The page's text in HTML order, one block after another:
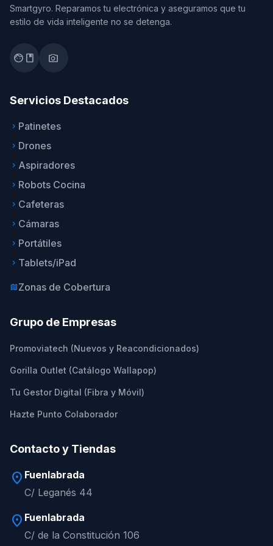
Smartgyro. Reparamos tu electrónica y aseguramos que tu
estilo de vida inteligente no se detenga.
facebook photo_camera
Servicios Destacados
keyboard_arrow_right Patinetes
keyboard_arrow_right Drones
keyboard_arrow_right Aspiradores
keyboard_arrow_right Robots Cocina
keyboard_arrow_right Cafeteras
keyboard_arrow_right Cámaras
keyboard_arrow_right Portátiles
keyboard_arrow_right Tablets/iPad
mapZonas de Cobertura
Grupo de Empresas
Promoviatech (Nuevos y Reacondicionados)
Gorilla Outlet (Catálogo Wallapop)
Tu Gestor Digital (Fibra y Móvil)
Hazte Punto Colaborador
Contacto y Tiendas
location_on Fuenlabrada
C/ Leganés 44
location_on Fuenlabrada
C/ de la Constitución 106